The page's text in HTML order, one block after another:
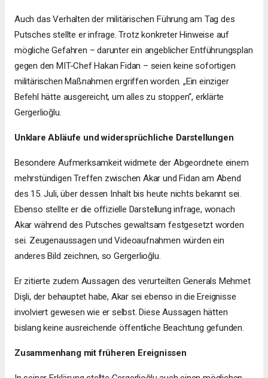
Auch das Verhalten der militärischen Führung am Tag des
Putsches stellte er infrage. Trotz konkreter Hinweise auf
mögliche Gefahren – darunter ein angeblicher Entführungsplan
gegen den MIT-Chef Hakan Fidan – seien keine sofortigen
militärischen Maßnahmen ergriffen worden. „Ein einziger
Befehl hätte ausgereicht, um alles zu stoppen“, erklärte
Gergerlioğlu.
Unklare Abläufe und widersprüchliche Darstellungen
Besondere Aufmerksamkeit widmete der Abgeordnete einem
mehrstündigen Treffen zwischen Akar und Fidan am Abend
des 15. Juli, über dessen Inhalt bis heute nichts bekannt sei.
Ebenso stellte er die offizielle Darstellung infrage, wonach
Akar während des Putsches gewaltsam festgesetzt worden
sei. Zeugenaussagen und Videoaufnahmen würden ein
anderes Bild zeichnen, so Gergerlioğlu.
Er zitierte zudem Aussagen des verurteilten Generals Mehmet
Dişli, der behauptet habe, Akar sei ebenso in die Ereignisse
involviert gewesen wie er selbst. Diese Aussagen hätten
bislang keine ausreichende öffentliche Beachtung gefunden.
Zusammenhang mit früheren Ereignissen